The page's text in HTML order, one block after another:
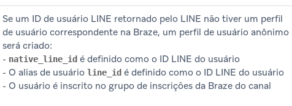
Se um ID de usuário LINE retornado pelo LINE não tiver um perfil
de usuário correspondente na Braze, um perfil de usuário anônimo
será criado:
- native_line_id é definido como o ID LINE do usuário
- O alias de usuário line_id é definido como o ID LINE do usuário
- O usuário é inscrito no grupo de inscrições da Braze do canal